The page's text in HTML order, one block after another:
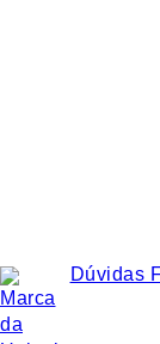
Dúvidas